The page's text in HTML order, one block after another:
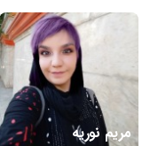
مریم نوریه